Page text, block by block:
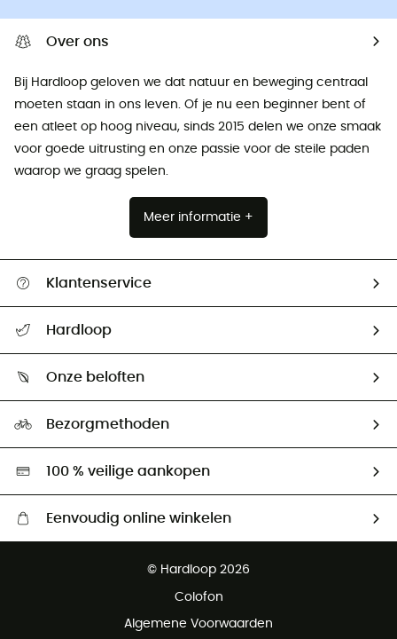
Over ons
Bij Hardloop geloven we dat natuur en beweging centraal
moeten staan ​​in ons leven. Of je nu een beginner bent of
een atleet op hoog niveau, sinds 2015 delen we onze smaak
voor goede uitrusting en onze passie voor de steile paden
waarop we graag spelen.
Meer informatie +
Klantenservice
Retourzendingen & Terugbetalingen
Hardloop
Ambassadeurs
Onze beloften
Hardgreen
Bezorgmethoden
100 % veilige aankopen
Eenvoudig online winkelen
Gratis retourneren binnen 100 dagen
© Hardloop 2026
Colofon
Algemene Voorwaarden